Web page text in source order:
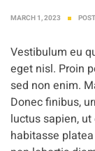
MARCH 1, 2023
Vestibulum eu
eget nisl. Proin
sed non enim.
Donec finibus,
luctus sapien,
habitasse